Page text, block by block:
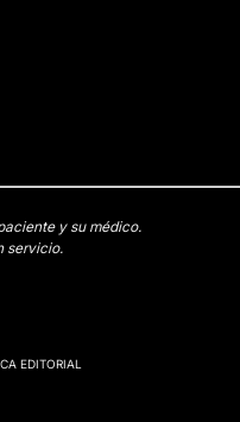
y su médico.
servicio.
EDITORIAL